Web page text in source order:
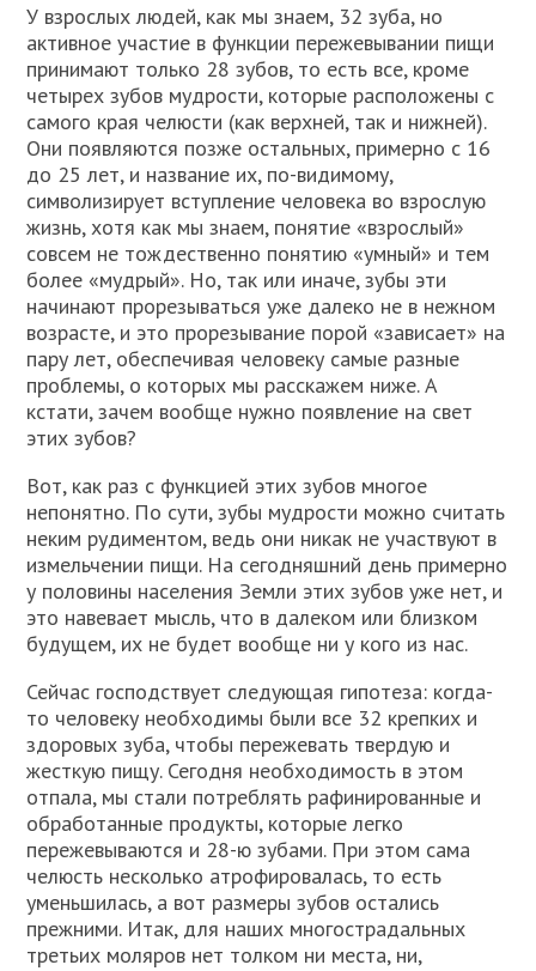
У взрослых людей, как мы знаем, 32 зуба, но
активное участие в функции пережевывании пищи
принимают только 28 зубов, то есть все, кроме
четырех зубов мудрости, которые расположены с
самого края челюсти (как верхней, так и нижней).
Они появляются позже остальных, примерно с 16
до 25 лет, и название их, по-видимому,
символизирует вступление человека во взрослую
жизнь, хотя как мы знаем, понятие «взрослый»
совсем не тождественно понятию «умный» и тем
более «мудрый». Но, так или иначе, зубы эти
начинают прорезываться уже далеко не в нежном
возрасте, и это прорезывание порой «зависает» на
пару лет, обеспечивая человеку самые разные
проблемы, о которых мы расскажем ниже. А
кстати, зачем вообще нужно появление на свет
этих зубов?
Вот, как раз с функцией этих зубов многое
непонятно. По сути, зубы мудрости можно считать
неким рудиментом, ведь они никак не участвуют в
измельчении пищи. На сегодняшний день примерно
у половины населения Земли этих зубов уже нет, и
это навевает мысль, что в далеком или близком
будущем, их не будет вообще ни у кого из нас.
Сейчас господствует следующая гипотеза: когда-
то человеку необходимы были все 32 крепких и
здоровых зуба, чтобы пережевать твердую и
жесткую пищу. Сегодня необходимость в этом
отпала, мы стали потреблять рафинированные и
обработанные продукты, которые легко
пережевываются и 28-ю зубами. При этом сама
челюсть несколько атрофировалась, то есть
уменьшилась, а вот размеры зубов остались
прежними. Итак, для наших многострадальных
третьих моляров нет толком ни места, ни,